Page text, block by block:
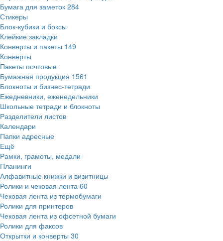
Бумага для заметок 284
Стикеры
Блок-кубики и боксы
Клейкие закладки
Конверты и пакеты 149
Конверты
Пакеты почтовые
Бумажная продукция 1561
Блокноты и бизнес-тетради
Ежедневники, еженедельники
Школьные тетради и блокноты
Разделители листов
Календари
Папки адресные
Ещё
Рамки, грамоты, медали
Планинги
Алфавитные книжки и визитницы
Ролики и чековая лента 60
Чековая лента из термобумаги
Ролики для принтеров
Чековая лента из офсетной бумаги
Ролики для факсов
Открытки и конверты 30